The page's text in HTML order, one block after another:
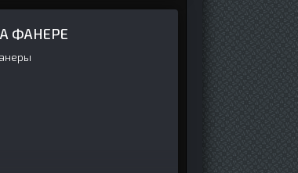
ФАНЕРЕ